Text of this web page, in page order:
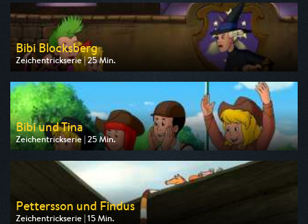
Bibi Blocksberg
Zeichentrickserie | 25 Min.
Ausgestrahlt von ZDF
am 08.08.2026, 07:30
Bibi und Tina
Zeichentrickserie | 25 Min.
Ausgestrahlt von ZDF
am 08.08.2026, 09:10
Pettersson und Findus
Zeichentrickserie | 15 Min.